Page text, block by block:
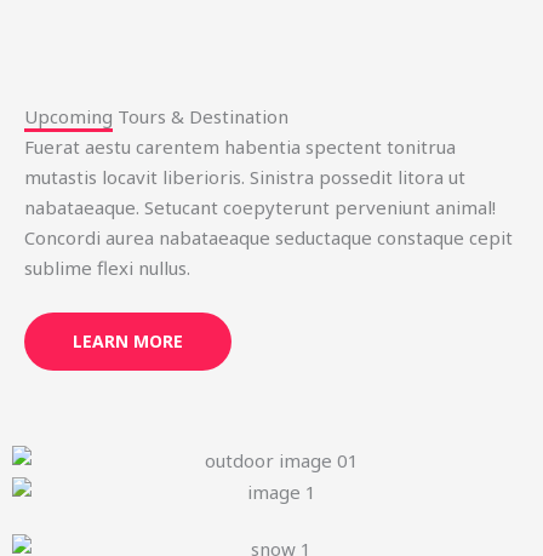
Upcoming Tours & Destination
Fuerat aestu carentem habentia spectent tonitrua
mutastis locavit liberioris. Sinistra possedit litora ut
nabataeaque. Setucant coepyterunt perveniunt animal!
Concordi aurea nabataeaque seductaque constaque cepit
sublime flexi nullus.
LEARN MORE